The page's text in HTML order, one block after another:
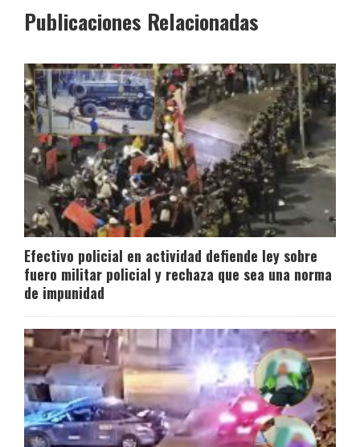
Publicaciones Relacionadas
Efectivo policial en actividad defiende ley sobre
fuero militar policial y rechaza que sea una norma
de impunidad